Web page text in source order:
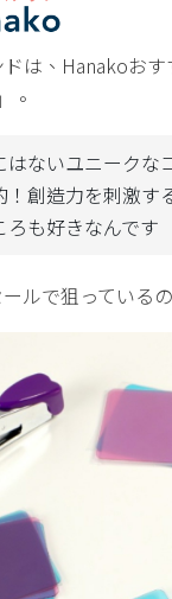
は、Hanakoお
」。
はないユニークな
創造力を刺激す
ろも好きなんです
ルで狙っている